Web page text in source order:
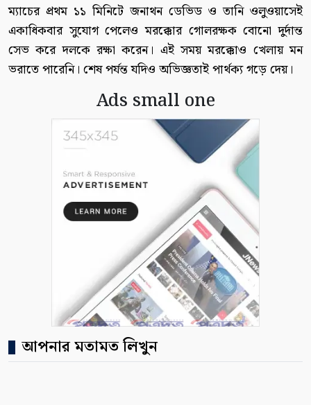
ম্যাচের প্রথম ১১ মিনিটে জনাথন ডেভিড ও তানি ওলুওয়াসেই
একাধিকবার সুযোগ পেলেও মরক্কোর গোলরক্ষক বোনো দুর্দান্ত
সেভ করে দলকে রক্ষা করেন। এই সময় মরক্কোও খেলায় মন
ভরাতে পারেনি। শেষ পর্যন্ত যদিও অভিজ্ঞতাই পার্থক্য গড়ে দেয়।
Ads small one
আপনার মতামত লিখুন